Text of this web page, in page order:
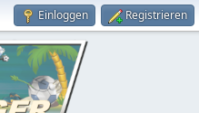
Einloggen Registrieren